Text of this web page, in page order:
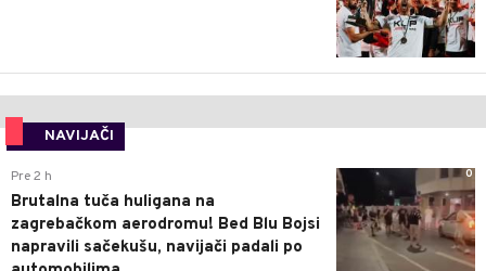
NAVIJAČI
0
Pre 2 h
Brutalna tuča huligana na
zagrebačkom aerodromu! Bed Blu Bojsi
napravili sačekušu, navijači padali po